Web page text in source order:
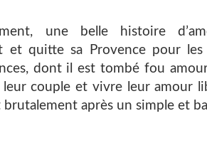
une belle histoire
et quitte sa Provence pour
dont il est tombé fou
couple et vivre leur amour
après un simple et